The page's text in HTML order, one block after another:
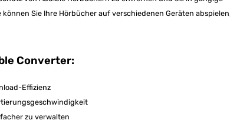
können Sie Ihre Hörbücher auf verschiedenen Geräten
Converter:
Effizienz
zu verwalten